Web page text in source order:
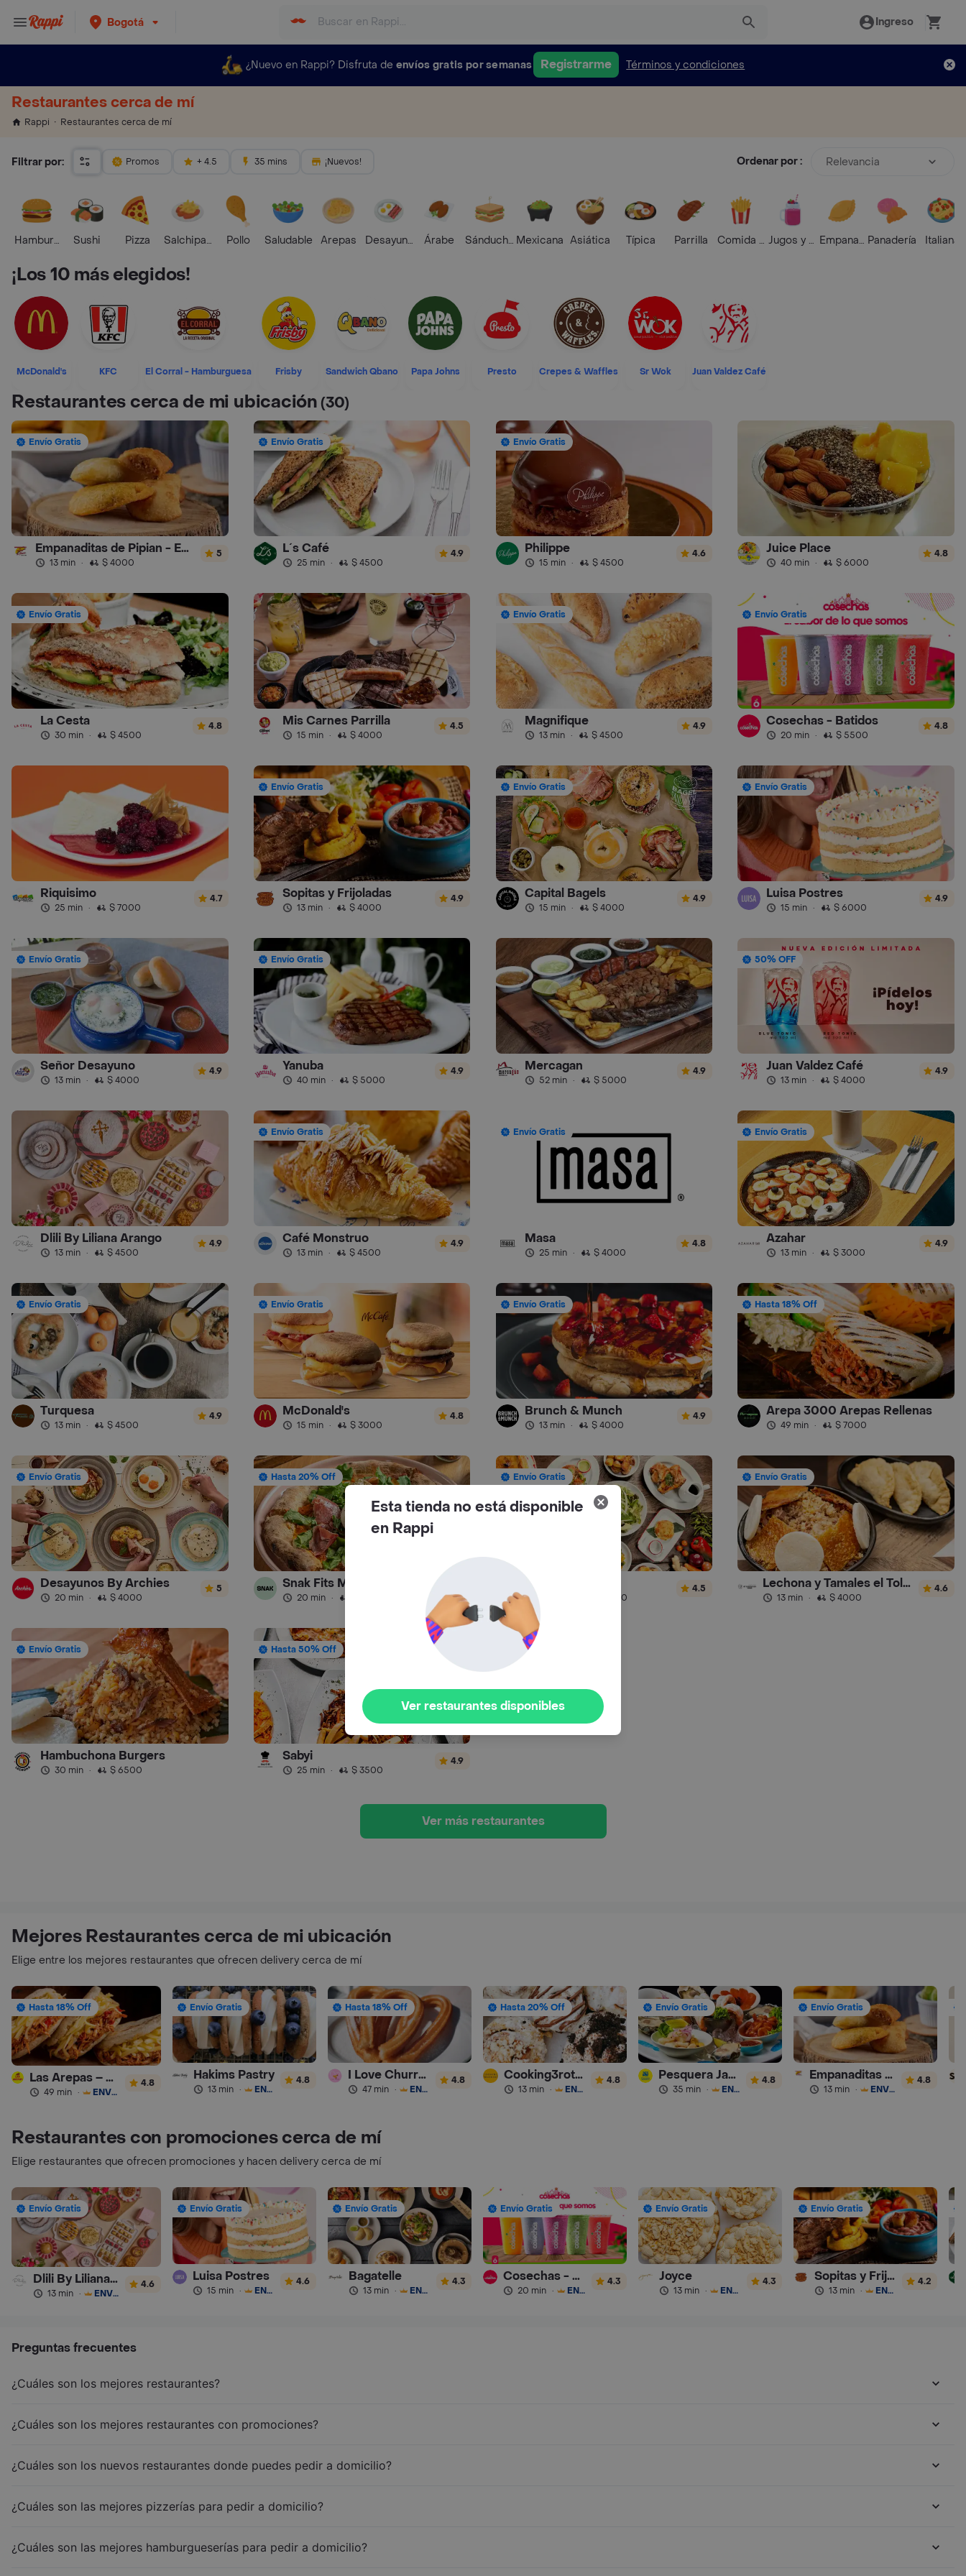
Bogotá Ingreso
¿Nuevo en Rappi? Disfruta de envíos gratis por semanas Registrarme Términos y condiciones
Restaurantes cerca de mí
Rappi Restaurantes cerca de mí
Filtrar por: Promos + 4.5 35 mins ¡Nuevos! Ordenar por : Relevancia
HamburguesaSushi Pizza Salchipapas Pollo Saludable Arepas Desayunos Árabe SánduchesMexicana Asiática Típica Parrilla Comida RápidaJugos y BatidosEmpanadasPanadería Italiana
¡Los 10 más elegidos!
McDonald's KFC El Corral - Hamburguesa Frisby Sandwich Qbano Papa Johns Presto Crepes & Waffles Sr Wok Juan Valdez Café
Restaurantes cerca de mi ubicación(30)
Envío Gratis
Empanaditas de Pipian - Empanadas
13 min · $ 4000
5
Envío Gratis
L´s Café
25 min · $ 4500
4.9
Envío Gratis
Philippe
15 min · $ 4500
4.6 Juice Place
40 min · $ 6000
4.8
Envío Gratis
La Cesta
30 min · $ 4500
4.8 Mis Carnes Parrilla
15 min · $ 4000
4.5
Envío Gratis
Magnifique
13 min · $ 4500
4.9
Envío Gratis
Cosechas - Batidos
20 min · $ 5500
4.8
Riquisimo
25 min · $ 7000
4.7
Envío Gratis
Sopitas y Frijoladas
13 min · $ 4000
4.9
Envío Gratis
Capital Bagels
15 min · $ 4000
4.9
Envío Gratis
Luisa Postres
15 min · $ 6000
4.9
Envío Gratis
Señor Desayuno
13 min · $ 4000
4.9
Envío Gratis
Yanuba
40 min · $ 5000
4.9 Mercagan
52 min · $ 5000
4.9
50% OFF
Juan Valdez Café
13 min · $ 4000
4.9
Dlili By Liliana Arango
13 min · $ 4500
4.9
Envío Gratis
Café Monstruo
13 min · $ 4500
4.9
Envío Gratis
Masa
25 min · $ 4000
4.8
Envío Gratis
Azahar
13 min · $ 3000
4.9
Envío Gratis
Turquesa
13 min · $ 4500
4.9
Envío Gratis
McDonald's
15 min · $ 3000
4.8
Envío Gratis
Brunch & Munch
13 min · $ 4000
4.9
Hasta 18% Off
Arepa 3000 Arepas Rellenas
49 min · $ 7000
Envío Gratis
Desayunos By Archies
20 min · $ 4000
5
Hasta 20% Off
Snak Fits Me
20 min ·
Envío Gratis
Abasto
$ 8000
4.5
Envío Gratis
Lechona y Tamales el Tolimense
13 min · $ 4000
4.6
Envío Gratis
Hambuchona Burgers
30 min · $ 6500
Hasta 50% Off
Sabyi
25 min · $ 3500
4.9
Ver más restaurantes
Mejores Restaurantes cerca de mi ubicación
Elige entre los mejores restaurantes que ofrecen delivery cerca de mí
Hasta 18% Off
Las Arepas – Arepas Rellenas
49 min · ENVÍO GRATIS
4.8
Envío Gratis
Hakims Pastry
13 min · ENVÍO GRATIS
4.8
Hasta 18% Off
I Love Churros 95
47 min · ENVÍO GRATIS
4.8
Hasta 20% Off
Cooking3rothers
13 min · ENVÍO GRATIS
4.8
Envío Gratis
Pesquera Jaramillo
35 min · ENVÍO GRATIS
4.8
Envío Gratis
Empanaditas de Pipian - Empanadas
13 min · ENVÍO GRATIS
4.8
Restaurantes con promociones cerca de mí
Elige restaurantes que ofrecen promociones y hacen delivery cerca de mí
Envío Gratis
Dlili By Liliana Arango
13 min · ENVÍO GRATIS
4.6
Envío Gratis
Luisa Postres
15 min · ENVÍO GRATIS
4.6
Envío Gratis
Bagatelle
13 min · ENVÍO GRATIS
4.3
Envío Gratis
Cosechas - Batidos
20 min · ENVÍO GRATIS
4.3
Envío Gratis
Joyce
13 min · ENVÍO GRATIS
4.3
Envío Gratis
Sopitas y Frijoladas
13 min · ENVÍO GRATIS
4.2
Preguntas frecuentes
¿Cuáles son los mejores restaurantes?
¿Cuáles son los mejores restaurantes con promociones?
¿Cuáles son los nuevos restaurantes donde puedes pedir a domicilio?
¿Cuáles son las mejores pizzerías para pedir a domicilio?
¿Cuáles son las mejores hamburgueserías para pedir a domicilio?
Esta tienda no está disponible
en Rappi
Ver restaurantes disponibles